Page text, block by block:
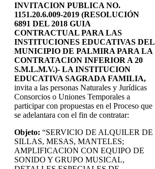
INVITACION PUBLICA NO.
1151.20.6.009-2019 (RESOLUCIÓN
6891 DEL 2018 GUIA
CONTRACTUAL PARA LAS
INSTITUCIONES EDUCATIVAS DEL
MUNICIPIO DE PALMIRA PARA LA
CONTRATACION INFERIOR A 20
S.M.L.M.V.)- LA INSTITUCION
EDUCATIVA SAGRADA FAMILIA,
invita a las personas Naturales y Jurídicas
Consorcios o Uniones Temporales a
participar con propuestas en el Proceso que
se adelantara con el fin de contratar:
Objeto: “SERVICIO DE ALQUILER DE
SILLAS, MESAS, MANTELES;
AMPLIFICACION CON EQUIPO DE
SONIDO Y GRUPO MUSICAL,